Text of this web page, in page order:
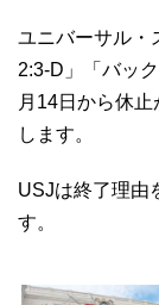
ユニバーサル・
2:3-D」「バッ
月14日から休
します。
USJは終了理由
す。